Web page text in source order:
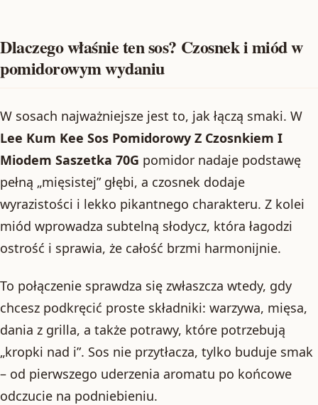
Dlaczego właśnie ten sos? Czosnek i miód w
pomidorowym wydaniu
W sosach najważniejsze jest to, jak łączą smaki. W
Lee Kum Kee Sos Pomidorowy Z Czosnkiem I
Miodem Saszetka 70G pomidor nadaje podstawę
pełną „mięsistej” głębi, a czosnek dodaje
wyrazistości i lekko pikantnego charakteru. Z kolei
miód wprowadza subtelną słodycz, która łagodzi
ostrość i sprawia, że całość brzmi harmonijnie.
To połączenie sprawdza się zwłaszcza wtedy, gdy
chcesz podkręcić proste składniki: warzywa, mięsa,
dania z grilla, a także potrawy, które potrzebują
„kropki nad i”. Sos nie przytłacza, tylko buduje smak
– od pierwszego uderzenia aromatu po końcowe
odczucie na podniebieniu.